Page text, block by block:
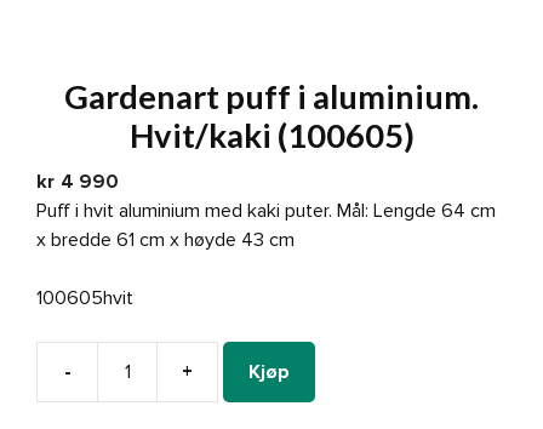
Gardenart puff i aluminium.
Hvit/kaki (100605)
kr 4 990
Puff i hvit aluminium med kaki puter. Mål: Lengde 64 cm
x bredde 61 cm x høyde 43 cm
100605hvit
-
Gardenart
+ Kjøp